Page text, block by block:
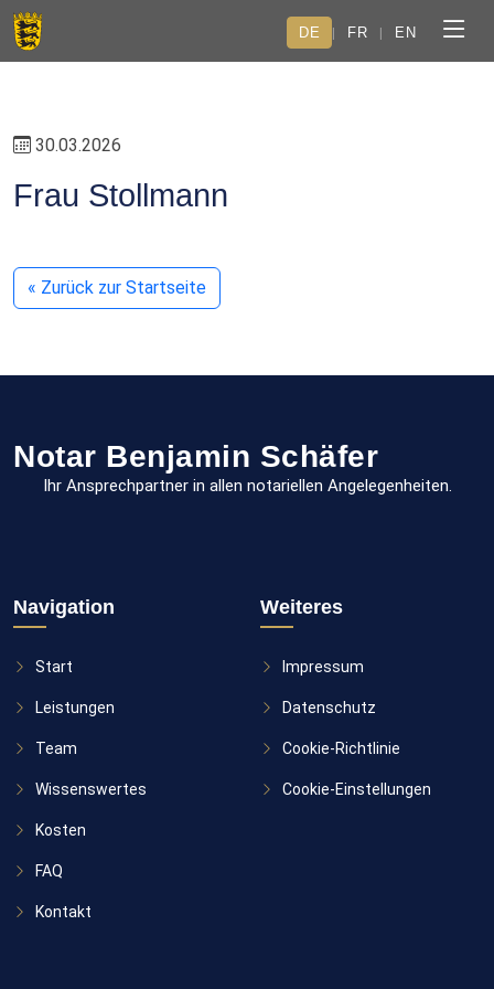
DE | FR | EN
30.03.2026
Frau Stollmann
« Zurück zur Startseite
Notar Benjamin Schäfer
Ihr Ansprechpartner in allen notariellen Angelegenheiten.
Navigation
Start
Leistungen
Team
Wissenswertes
Kosten
FAQ
Kontakt
Weiteres
Impressum
Datenschutz
Cookie-Richtlinie
Cookie-Einstellungen